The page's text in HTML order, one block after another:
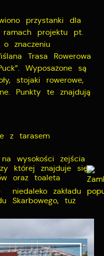
przystanki dla
projektu pt.
o znaczeniu
Trasa Rowerowa
Wyposażone są
stojaki rowerowe,
Punkty te znajdują
z tarasem
wysokości zejścia
której znajduje się
oraz toaleta
zakładu
Skarbowego, tuż